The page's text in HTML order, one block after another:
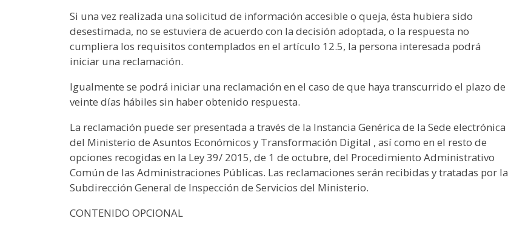
Si una vez realizada una solicitud de información accesible o queja, ésta hubiera sido
desestimada, no se estuviera de acuerdo con la decisión adoptada, o la respuesta no
cumpliera los requisitos contemplados en el artículo 12.5, la persona interesada podrá
iniciar una reclamación.
Igualmente se podrá iniciar una reclamación en el caso de que haya transcurrido el plazo de
veinte días hábiles sin haber obtenido respuesta.
La reclamación puede ser presentada a través de la Instancia Genérica de la Sede electrónica
del Ministerio de Asuntos Económicos y Transformación Digital , así como en el resto de
opciones recogidas en la Ley 39/ 2015, de 1 de octubre, del Procedimiento Administrativo
Común de las Administraciones Públicas. Las reclamaciones serán recibidas y tratadas por la
Subdirección General de Inspección de Servicios del Ministerio.
CONTENIDO OPCIONAL